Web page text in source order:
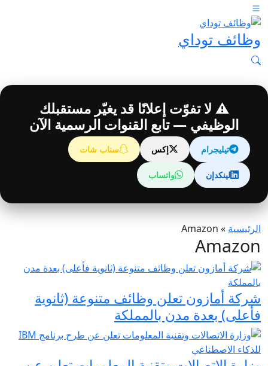
وظائف توداي
⚠️ لا تفوّت إعلانًا قد يغيّر مستقبلك
الوظيفي — تابع القنوات الرسمية الآن
تيليجرام إكس سناب شات
لينكدإن واتساب
الرئيسية »
Amazon
Amazon
شركة أمازون تعلن وظائف متنوعة (ثانوية
فأعلى) بعدة مدن بالمملكة